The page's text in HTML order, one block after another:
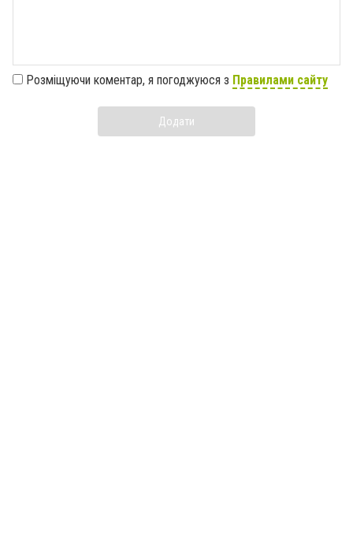
Розміщуючи коментар, я погоджуюся з Правилами сайту
Додати